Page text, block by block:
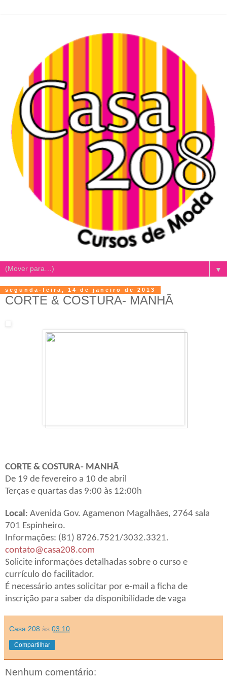
▼
segunda-feira, 14 de janeiro de 2013
CORTE & COSTURA- MANHÃ
CORTE & COSTURA- MANHÃ
De 19 de fevereiro a 10 de abril
Terças e quartas das 9:00 às 12:00h
Local: Avenida Gov. Agamenon Magalhães, 2764 sala
701 Espinheiro.
Informações: (81) 8726.7521/3032.3321.
contato@casa208.com
Solicite informações detalhadas sobre o curso e
currículo do facilitador.
É necessário antes solicitar por e-mail a ficha de
inscrição para saber da disponibilidade de vaga
Casa 208 às 03:10
Compartilhar
Nenhum comentário: